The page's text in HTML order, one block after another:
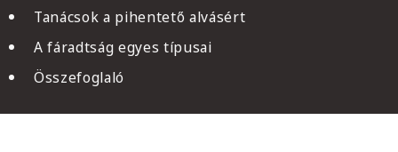
Tanácsok a pihentető alvásért
A fáradtság egyes típusai
Összefoglaló